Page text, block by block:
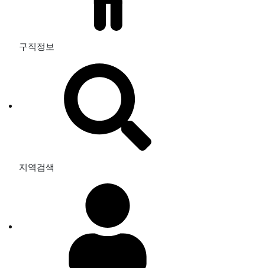
구직정보
지역검색